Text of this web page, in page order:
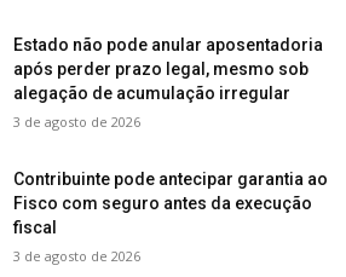
Estado não pode anular aposentadoria
após perder prazo legal, mesmo sob
alegação de acumulação irregular
3 de agosto de 2026
Contribuinte pode antecipar garantia ao
Fisco com seguro antes da execução
fiscal
3 de agosto de 2026